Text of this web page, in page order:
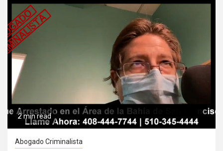
2 min read
Abogado Criminalista